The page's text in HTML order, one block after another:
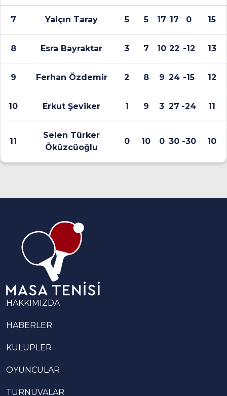
7 Yalçın Taray 5 5 17 17 0 15
8 Esra Bayraktar 3 7 10 22 -12 13
9 Ferhan Özdemir 2 8 9 24 -15 12
10 Erkut Şeviker 1 9 3 27 -24 11
11
Selen Türker
Öküzcüoğlu
0 10 0 30 -30 10
HAKKIMIZDA
HABERLER
KULÜPLER
OYUNCULAR
TURNUVALAR